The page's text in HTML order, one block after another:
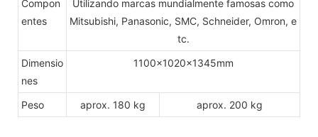
Compon
entes
Utilizando marcas mundialmente famosas como
Mitsubishi, Panasonic, SMC, Schneider, Omron, e
tc.
Dimensio
nes
1100x1020x1345mm
Peso aprox. 180 kg aprox. 200 kg